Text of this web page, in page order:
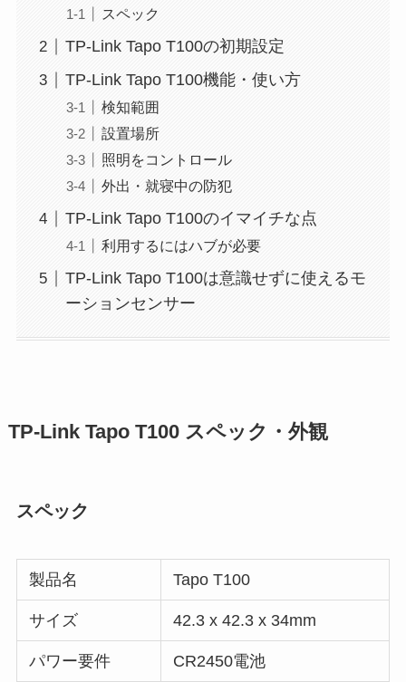
スペック
TP-Link Tapo T100の初期設定
TP-Link Tapo T100機能・使い方
検知範囲
設置場所
照明をコントロール
外出・就寝中の防犯
TP-Link Tapo T100のイマイチな点
利用するにはハブが必要
TP-Link Tapo T100は意識せずに使えるモ
ーションセンサー
TP-Link Tapo T100 スペック・外観
スペック
製品名 Tapo T100
サイズ 42.3 x 42.3 x 34mm
パワー要件 CR2450電池